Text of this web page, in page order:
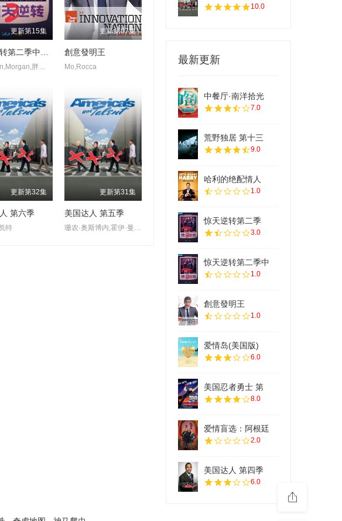
更新第15集
惊天逆转第二季中配版
Bronwen,Morgan,胖雪人
更新第07集
創意發明王
Mo,Rocca
更新第32集
第六季
特
更新第31集
美国达人 第五季
珊农·奥斯博内,霍伊·曼德尔,皮尔斯·摩根
10.0
最新更新
中餐厅·南洋拾光
7.0
荒野独居 第十三
9.0
哈利的绝配情人
1.0
惊天逆转第二季
3.0
惊天逆转第二季中
1.0
創意發明王
1.0
爱情岛(美国版)
6.0
美国忍者勇士 第
8.0
爱情盲选：阿根廷
2.0
美国达人 第四季
6.0